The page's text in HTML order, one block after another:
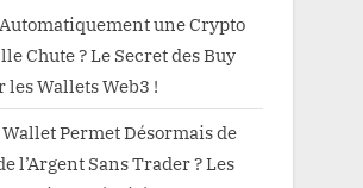
une Crypto
Chute ? Le Secret des Buy
Wallets Web3 !
Permet Désormais de
l’Argent Sans Trader ? Les